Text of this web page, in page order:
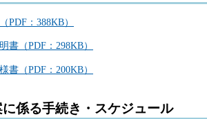
PDF：388KB）
書（PDF：298KB）
書（PDF：200KB）
係る手続き・スケジュール